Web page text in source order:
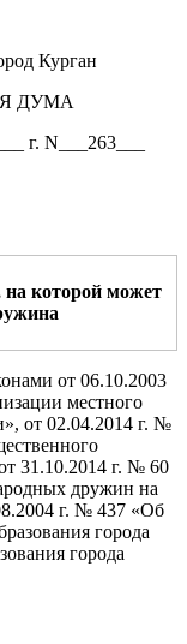
Курган
ДУМА
г. N___263___
на которой может
от 06.10.2003
местного
от 02.04.2014 г. №
31.10.2014 г. № 60
дружин на
г. № 437 «Об
города
города